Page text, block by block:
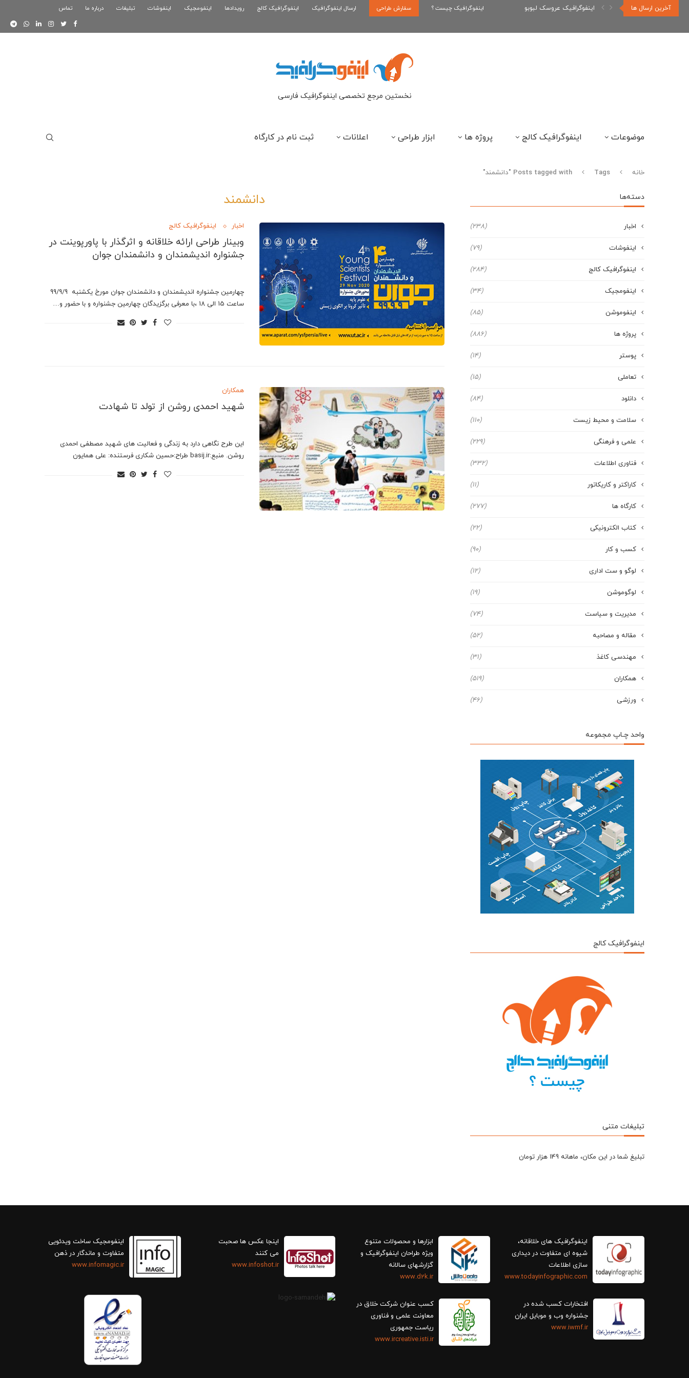
آخرین ارسال ها اینفوگرافیک عروسک لبوبو اینفوگرافیک رپر های فارسی نسل... اینفوگرافیک بازی کلش رویال اینفوگرافیک چیست ؟ سفارش طراحی ارسال اینفوگرافیک اینفوگرافیک کالج رویدادها اینفومجیک اینفوشات تبلیغات درباره ما تماس
نخستین مرجع تخصصی اینفوگرافیک فارسی
موضوعات اینفوگرافیک کالج پروژه ها ابزار طراحی اعلانات ثبت نام در کارگاه
خانه Tags Posts tagged with "دانشمند"
دانشمند
اخبار اینفوگرافیک کالج
وبینار طراحی ارائه خلاقانه و اثرگذار با پاورپوینت در
جشنواره اندیشمندان و دانشمندان جوان
چهارمین جشنواره اندیشمندان و دانشمندان جوان مورخ یکشنبه 99/9/9
ساعت 15 الی 18 ،با معرفی برگزیدگان چهارمین جشنواره و با حضور و…
همکاران
شهید احمدی روشن از تولد تا شهادت‎
این طرح نگاهی دارد به زندگی و فعالیت های شهید مصطفی احمدی
روشن. منبع:basij.ir طراح:حسین شکاری فرستنده: علی همایون
دسته‌ها
اخبار (238)
اینفوشات (79)
اینفوگرافیک کالج (284)
اینفومجیک (34)
اینفوموشن (85)
پروژه ها (886)
پوستر (14)
تعاملی (15)
دانلود (84)
سلامت و محیط زیست (110)
علمی و فرهنگی (229)
فناوری اطلاعات (332)
کاراکتر و کاریکاتور (11)
کارگاه ها (277)
کتاب الکترونیکی (22)
کسب و کار (90)
لوگو و ست اداری (12)
لوگوموشن (19)
مدیریت و سیاست (74)
مقاله و مصاحبه (52)
مهندسی کاغذ (31)
همکاران (519)
ورزشی (46)
واحد چـاپ مجموعه
اینفوگرافیک کالج
تبلیغات متنی
تبلیغ شما در این مکان، ماهانه 149 هزار تومان
اینفوگرافیک های خلاقانه،
سازی اطلاعات
www.todayinfographic.com
افتخارات کسب شده در
جشنواره وب و موبایل ایران
www.iwmf.ir
ابزارها و محصولات متنوع
ویژه طراحان اینفوگرافیک و
گزارش‎های سالانه
www.d2k.ir
کسب عنوان شرکت خلاق در
معاونت علمی و فناوری
ریاست جمهوری
www.ircreative.isti.ir
اینجا عکس ها صحبت
می کنند
www.infoshot.ir
اینفومجیک ساخت ویدئویی
متفاوت و ماندگار در ذهن
www.infomagic.ir